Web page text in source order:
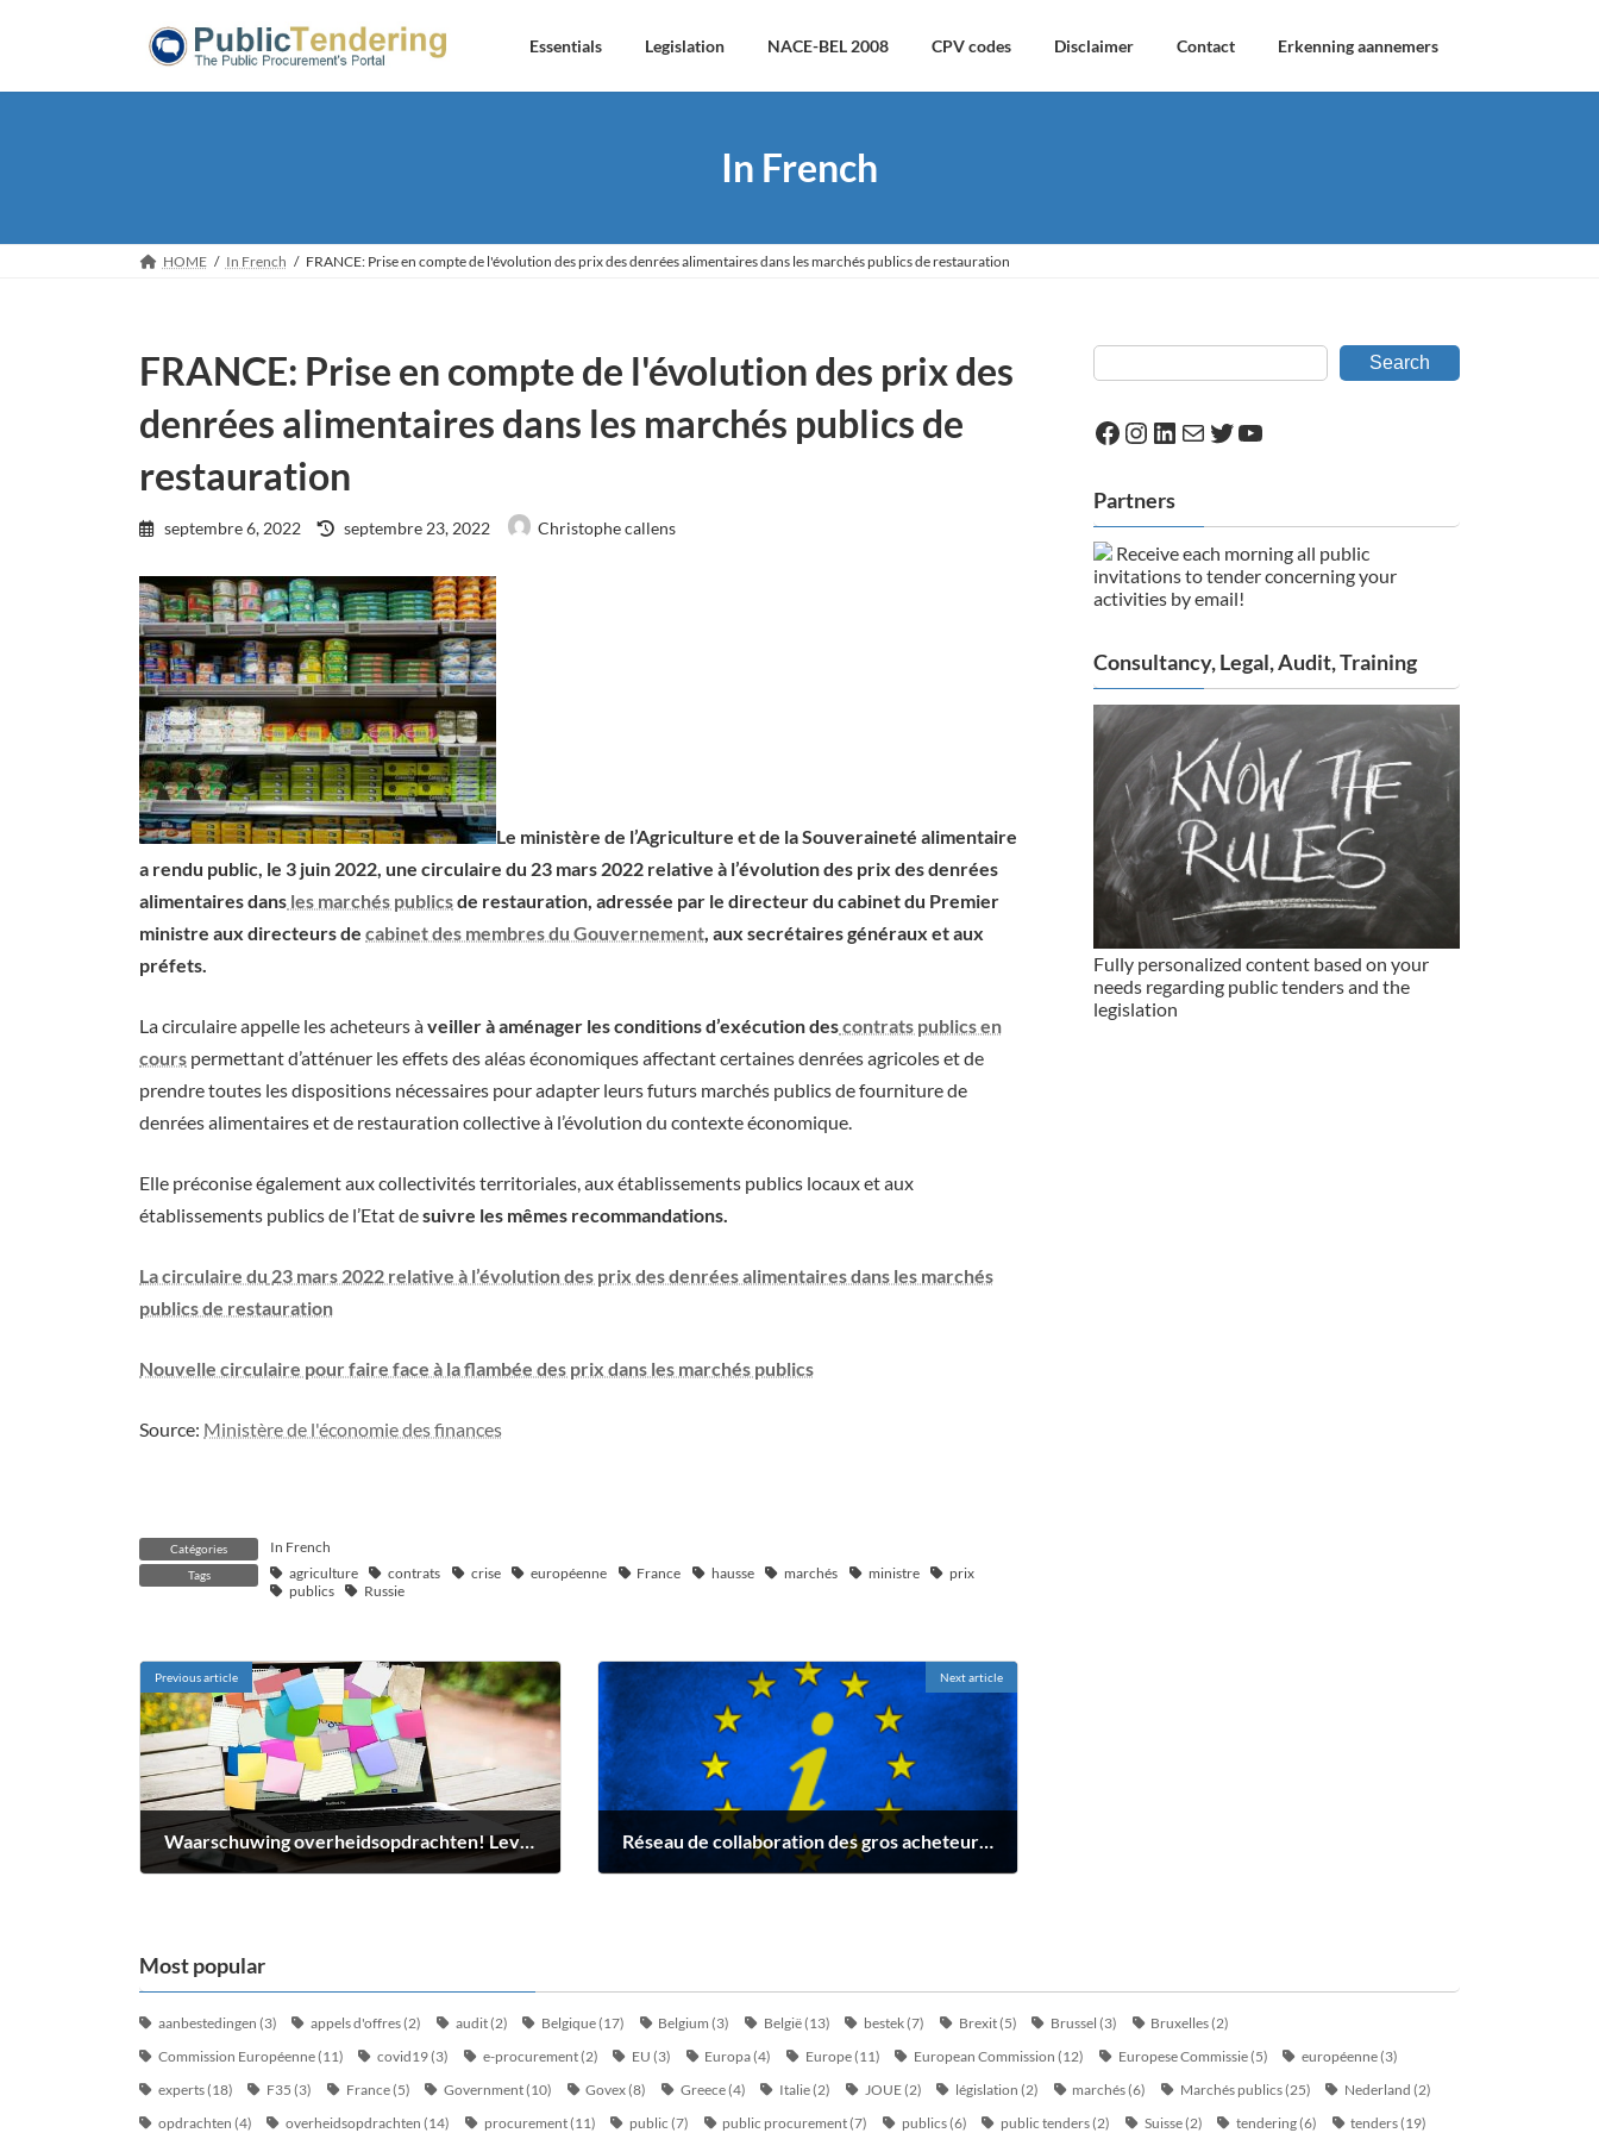
Essentials Legislation NACE-BEL 2008 CPV codes Disclaimer Contact Erkenning aannemers
In French
HOME In French FRANCE: Prise en compte de l'évolution des prix des denrées alimentaires dans les marchés publics de restauration
FRANCE: Prise en compte de l'évolution des prix des
denrées alimentaires dans les marchés publics de
restauration
septembre 6, 2022
Last
updated
septembre 23, 2022 Christophe callens
Le ministère de l’Agriculture et de la Souveraineté alimentaire
a rendu public, le 3 juin 2022, une circulaire du 23 mars 2022 relative à l’évolution des prix des denrées
alimentaires dans les marchés publicsde restauration, adressée par le directeur du cabinet du Premier
ministre aux directeurs de cabinet des membres du Gouvernement, aux secrétaires généraux et aux
préfets.
La circulaire appelle les acheteurs àveiller à aménager les conditions d’exécution descontrats publics en
cours permettant d’atténuer les effets des aléas économiques affectant certaines denrées agricoles et de
prendre toutes les dispositions nécessaires pour adapter leurs futurs marchés publics de fourniture de
denrées alimentaires et de restauration collective à l’évolution du contexte économique.
Elle préconise également aux collectivités territoriales, aux établissements publics locaux et aux
établissements publics de l’Etat desuivre les mêmes recommandations.
La circulaire du 23 mars 2022 relative à l’évolution des prix des denrées alimentaires dans les marchés
publics de restauration
Nouvelle circulaire pour faire face à la flambée des prix dans les marchés publics
Source: Ministère de l'économie des finances
Catégories In French
Tags agriculture contrats crise européenne France hausse marchés ministre
prix
publics
Russie
Previous article
Waarschuwing overheidsopdrachten! Leveren en plaatsen van didactische opstelling rond meet- en regeltechnieken €139.000 excl. BTW
Next article
Réseau de collaboration des gros acheteurs publics pour les marchés publics stratégiques: Valeur totale estimée 4400000.00 EUR
Search
Facebook
Instagram
LinkedIn
MailTwitter
YouTube
Partners
Receive each morning all public
invitations to tender concerning your
activities by email!
Consultancy, Legal, Audit, Training
Fully personalized content based on your
needs regarding public tenders and the
legislation
Most popular
aanbestedingen (3) appels d'offres(2) audit(2) Belgique(17) Belgium (3) België(13) bestek(7) Brexit(5) Brussel (3) Bruxelles(2)
Commission Européenne(11) covid19(3) e-procurement(2) EU (3) Europa(4) Europe(11) European Commission (12) Europese Commissie(5) européenne(3)
experts(18) F35 (3) France(5) Government(10) Govex(8) Greece(4) Italie(2) JOUE(2) législation (2) marchés(6) Marchés publics(25) Nederland (2)
opdrachten (4) overheidsopdrachten (14) procurement(11) public (7) public procurement(7) publics(6) public tenders(2) Suisse(2) tendering(6) tenders(19)